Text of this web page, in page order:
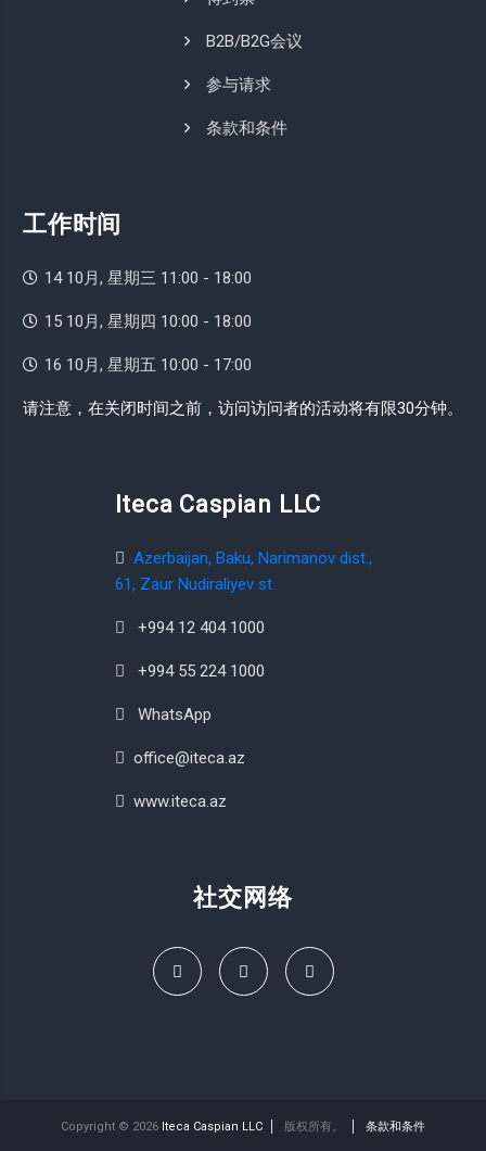
B2B/B2G会议
参与请求
条款和条件
工作时间
14 10月, 星期三 11:00 - 18:00
15 10月, 星期四 10:00 - 18:00
16 10月, 星期五 10:00 - 17:00
请注意，在关闭时间之前，访问访问者的活动将有限30分钟。
Iteca Caspian LLC
Azerbaijan, Baku, Narimanov dist.,
61, Zaur Nudiraliyev st.
+994 12 404 1000
+994 55 224 1000
WhatsApp
office@iteca.az
www.iteca.az
社交网络
Copyright © 2026 Iteca Caspian LLC 版权所有。 条款和条件